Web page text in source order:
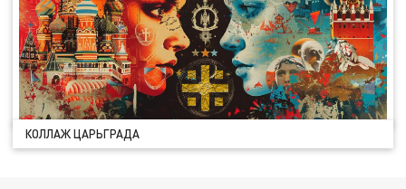
КОЛЛАЖ ЦАРЬГРАДА